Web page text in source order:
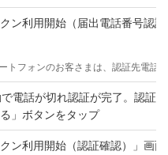
クン利用開始（届出電話番号認
トフォンのお客さまは、認証先電話
電話が切れ認証が完了。認証
」ボタンをタップ
クン利用開始（認証確認）」画